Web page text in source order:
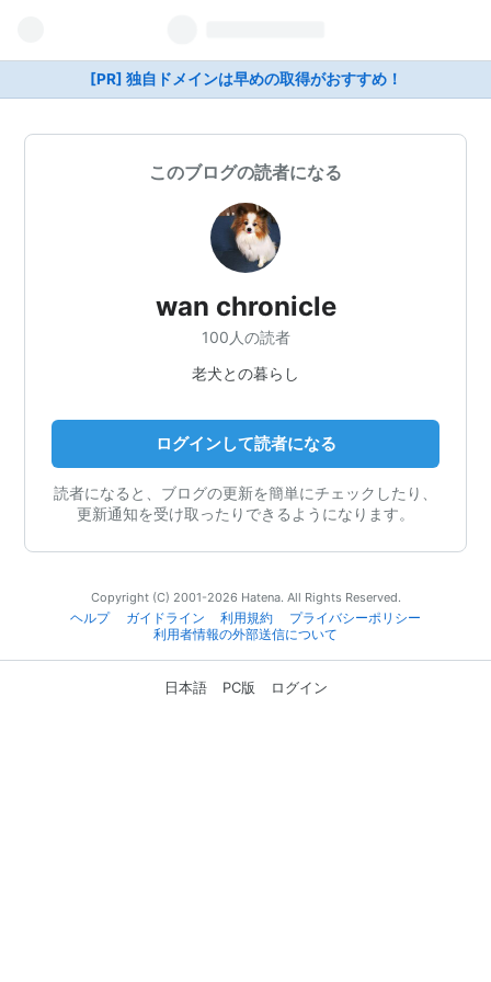
[PR] 独自ドメインは早めの取得がおすすめ！
このブログの読者になる
wan chronicle
100人の読者
老犬との暮らし
ログインして読者になる
読者になると、ブログの更新を簡単にチェックしたり、
更新通知を受け取ったりできるようになります。
Copyright (C) 2001-2026 Hatena. All Rights Reserved.
ヘルプ
ガイドライン 利用規約
プライバシーポリシー
利用者情報の外部送信について
日本語 PC版 ログイン